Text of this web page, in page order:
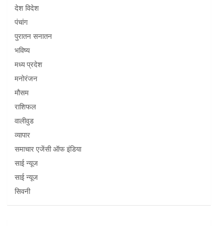
देश विदेश
पंचांग
पुरातन सनातन
भविष्य
मध्य प्रदेश
मनोरंजन
मौसम
राशिफल
वालीवुड
व्यापार
समाचार एजेंसी ऑफ इंडिया
साई न्यूज
साई न्यूज
सिवनी